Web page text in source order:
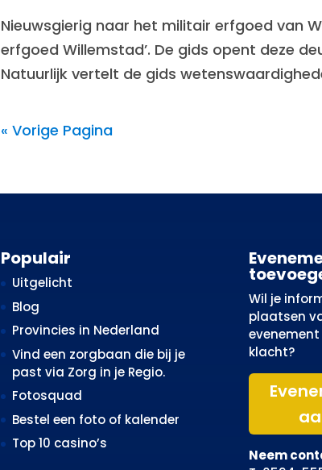
Nieuwsgierig naar het militair erfgoed van
erfgoed Willemstad’. De gids opent deze
Natuurlijk vertelt de gids
« Vorige Pagina
Populair
Uitgelicht
Blog
Provincies in Nederland
Vind een zorgbaan die bij je
past via Zorg in je Regio.
Fotosquad
Bestel een foto of kalender
Top 10 casino’s
Wil je
plaatsen
evenement
klacht?
Neem